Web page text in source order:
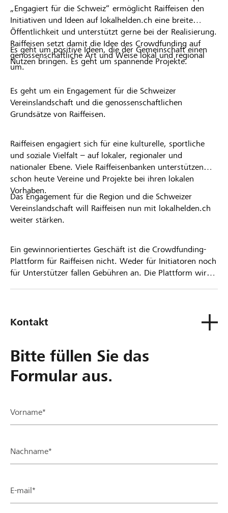
„Engagiert für die Schweiz“ ermöglicht Raiffeisen den
Initiativen und Ideen auf lokalhelden.ch eine breite
Öffentlichkeit und unterstützt gerne bei der Realisierung.
Raiffeisen setzt damit die Idee des Crowdfunding auf
genossenschaftliche Art und Weise lokal und regional
um.
Es geht um positive Ideen, die der Gemeinschaft einen
Nutzen bringen. Es geht um spannende Projekte.
Es geht um ein Engagement für die Schweizer
Vereinslandschaft und die genossenschaftlichen
Grundsätze von Raiffeisen.
Raiffeisen engagiert sich für eine kulturelle, sportliche
und soziale Vielfalt – auf lokaler, regionaler und
nationaler Ebene. Viele Raiffeisenbanken unterstützen
schon heute Vereine und Projekte bei ihren lokalen
Vorhaben.
Das Engagement für die Region und die Schweizer
Vereinslandschaft will Raiffeisen nun mit lokalhelden.ch
weiter stärken.
Ein gewinnorientiertes Geschäft ist die Crowdfunding-
Plattform für Raiffeisen nicht. Weder für Initiatoren noch
für Unterstützer fallen Gebühren an. Die Plattform wird
Kontakt
Bitte füllen Sie das
Formular aus.
Vorname*
Nachname*
E-mail*